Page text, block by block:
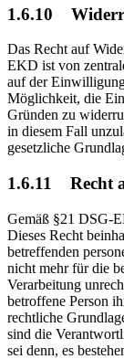
1.6.10
Das Recht auf
EKD ist von
auf der
Möglichkeit, die
Gründen zu
in diesem Fall
gesetzliche
1.6.11 Recht
Gemäß §21 DSG-
Dieses Recht
betreffenden
nicht mehr für die
Verarbeitung
betroffene Person
rechtliche
sind die
sei denn, es